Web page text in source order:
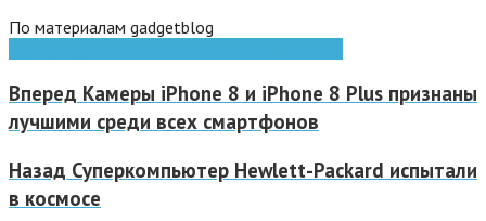
По материалам gadgetblog
Вперед Камеры iPhone 8 и iPhone 8 Plus признаны
лучшими среди всех смартфонов
Назад Суперкомпьютер Hewlett-Packard испытали
в космосе